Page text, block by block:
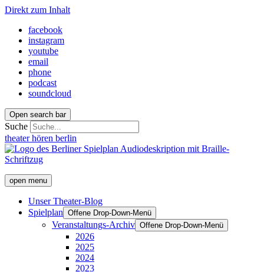
Direkt zum Inhalt
facebook
instagram
youtube
email
phone
podcast
soundcloud
Open search bar
Suche
theater hören berlin
open menu
Unser Theater-Blog
Spielplan Offene Drop-Down-Menü
Veranstaltungs-Archiv Offene Drop-Down-Menü
2026
2025
2024
2023